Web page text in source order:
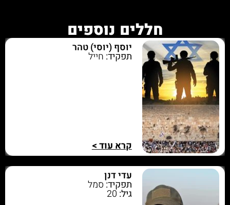
חללים נוספים
יוסף (יוסי) טהר
תפקיד: חייל
קרא עוד >
עדי דנן
תפקיד:סמל
גיל:20